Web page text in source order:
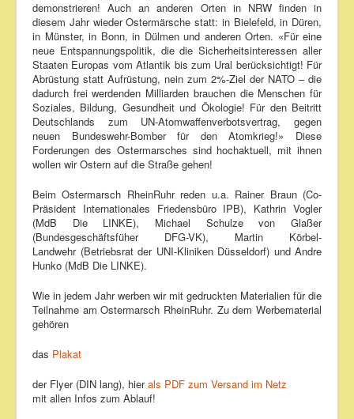
demonstrieren! Auch an anderen Orten in NRW finden in
diesem Jahr wieder Ostermärsche statt: in Bielefeld, in Düren,
in Münster, in Bonn, in Dülmen und anderen Orten. «Für eine
neue Entspannungspolitik, die die Sicherheitsinteressen aller
Staaten Europas vom Atlantik bis zum Ural berücksichtigt! Für
Abrüstung statt Aufrüstung, nein zum 2%-Ziel der NATO – die
dadurch frei werdenden Milliarden brauchen die Menschen für
Soziales, Bildung, Gesundheit und Ökologie! Für den Beitritt
Deutschlands zum UN-Atomwaffenverbotsvertrag, gegen
neuen Bundeswehr-Bomber für den Atomkrieg!» Diese
Forderungen des Ostermarsches sind hochaktuell, mit ihnen
wollen wir Ostern auf die Straße gehen!
Beim Ostermarsch RheinRuhr reden u.a. Rainer Braun (Co-
Präsident Internationales Friedensbüro IPB), Kathrin Vogler
(MdB Die LINKE), Michael Schulze von Glaßer
(Bundesgeschäftsfüher DFG-VK), Martin Körbel-
Landwehr (Betriebsrat der UNI-Kliniken Düsseldorf) und Andre
Hunko (MdB Die LINKE).
Wie in jedem Jahr werben wir mit gedruckten Materialien für die
Teilnahme am Ostermarsch RheinRuhr. Zu dem Werbematerial
gehören
das Plakat
der Flyer (DIN lang), hierals PDF zum Versand im Netz
mit allen Infos zum Ablauf!